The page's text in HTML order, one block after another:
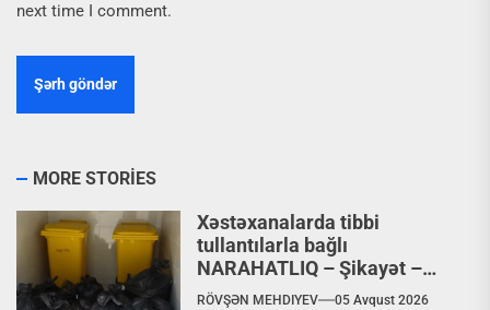
next time I comment.
MORE STORIES
Xəstəxanalarda tibbi
tullantılarla bağlı
NARAHATLIQ – Şikayət –
VİDEO
RÖVŞƏN MEHDIYEV 05 Avqust 2026